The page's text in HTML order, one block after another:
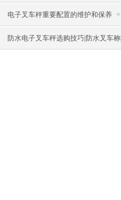
电子叉车秤重要配置的维护和保养
防水电子叉车秤选购技巧|防水叉车称|